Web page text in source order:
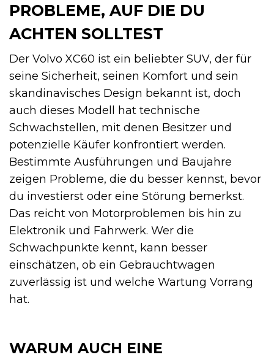
PROBLEME, AUF DIE DU
ACHTEN SOLLTEST
Der Volvo XC60 ist ein beliebter SUV, der für
seine Sicherheit, seinen Komfort und sein
skandinavisches Design bekannt ist, doch
auch dieses Modell hat technische
Schwachstellen, mit denen Besitzer und
potenzielle Käufer konfrontiert werden.
Bestimmte Ausführungen und Baujahre
zeigen Probleme, die du besser kennst, bevor
du investierst oder eine Störung bemerkst.
Das reicht von Motorproblemen bis hin zu
Elektronik und Fahrwerk. Wer die
Schwachpunkte kennt, kann besser
einschätzen, ob ein Gebrauchtwagen
zuverlässig ist und welche Wartung Vorrang
hat.
WARUM AUCH EINE